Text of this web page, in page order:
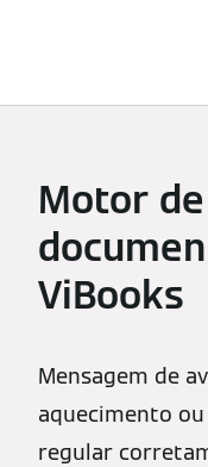
Motor
ViBooks
Mensagem de
aquecimento
regular